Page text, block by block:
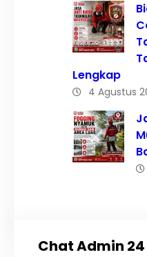
Lengkap
4 Agustus
Chat Admin